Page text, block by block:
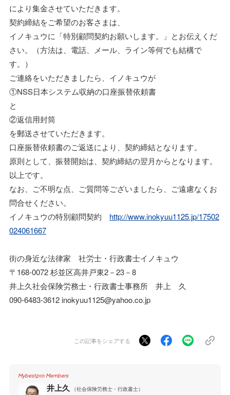
により集金させていただきます。
契約締結をご希望のお客さまは、
イノキュウに「特別顧問契約お願いします。」とお伝えくだ
さい。（方法は、電話、メール、ライン等何でも結構で
す。）
ご連絡をいただきましたら、イノキュウが
①NSS日本システム収納の口座振替依頼書
と
②返信用封筒
を郵送させていただきます。
口座振替依頼書のご返送により、契約締結となります。
原則として、振替開始は、契約締結の翌月からとなります。
以上です。
なお、ご不明な点、ご質問等ございましたら、ご遠慮なくお
問合せください。
イノキュウの特別顧問契約 http://www.inokyuu1125.jp/17502
024061667
街の身近な法律家 社労士・行政書士イノキュウ
〒168-0072 杉並区高井戸東2－23－8
井上久社会保険労務士・行政書士事務所 井上 久
090-6483-3612 inokyuu1125@yahoo.co.jp
この記事をシェアする
Mybestpro Members
井上久 （社会保険労務士・行政書士）